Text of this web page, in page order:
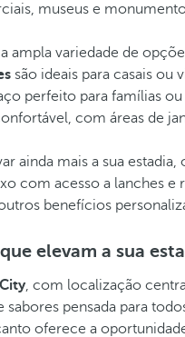
museus e
ampla variedade de
são ideais para casais ou
perfeito para famílias
com áreas de
ainda mais a sua estadia,
com acesso a lanches e
benefícios
elevam a sua
, com localização
pensada para
oferece a